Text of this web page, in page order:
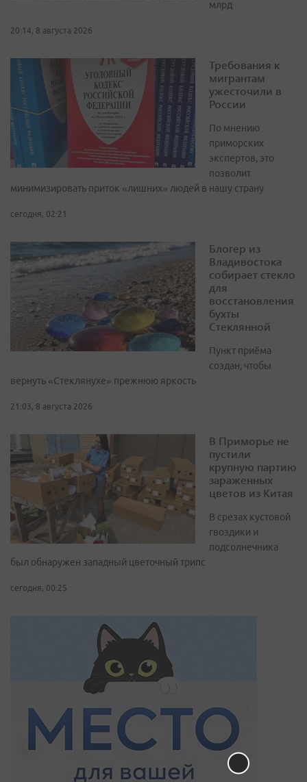
млрд
20:14, 8 августа 2026
Требования к
мигрантам
ужесточили в
России
По мнению
приморских
экспертов, это
позволит
минимизировать приток «лишних» людей в нашу страну
сегодня, 02:21
Блогер из
Владивостока
собирает стекло
для
восстановления
бухты
Стеклянной
Пункт приёма
создан, чтобы
вернуть «Стеклянухе» прежнюю яркость
21:03, 8 августа 2026
В Приморье не
пустили
крупную партию
зараженных
цветов из Китая
В срезах кустовой
гвоздики и
подсолнечника
был обнаружен западный цветочный трипс
сегодня, 00:25